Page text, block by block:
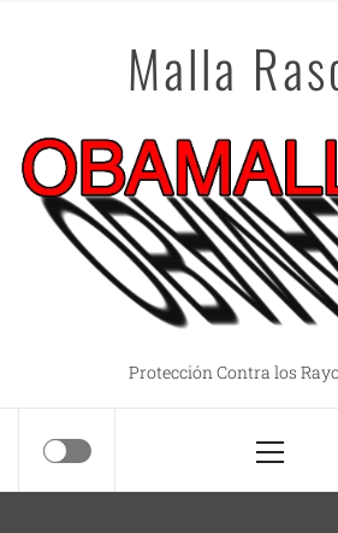
Malla
Protección Contra los
principal